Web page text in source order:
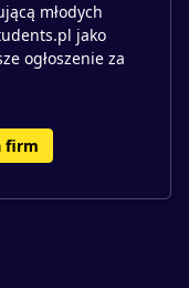
młodych
jako
ogłoszenie za
firm